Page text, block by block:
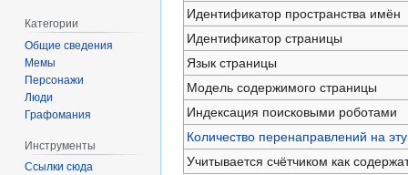
Идентификатор пространства имён
Идентификатор страницы
Язык страницы
Модель содержимого страницы
Индексация поисковыми роботами
Количество перенаправлений на
Учитывается счётчиком как
Категории
Общие сведения
Мемы
Персонажи
Люди
Графомания
Инструменты
Ссылки сюда